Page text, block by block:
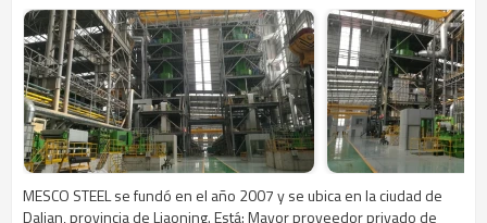
MESCO STEEL se fundó en el año 2007 y se ubica en la ciudad de
Dalian, provincia de Liaoning. Está: Mayor proveedor privado de